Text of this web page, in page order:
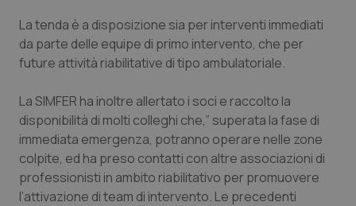
Emilia-Romagna
Friuli Venezia Giulia
Lazio
Liguria
Lombardia
Colesterolo & coronaropatie
Dermatite Atopica
Diabete & glucometri
Disturbi dell’umore
Dolore
La tenda è a disposizione sia per interventi immediati
da parte delle equipe di primo intervento, che per
future attività riabilitative di tipo ambulatoriale.
La SIMFER ha inoltre allertato i soci e raccolto la
disponibilità di molti colleghi che,” superata la fase di
immediata emergenza, potranno operare nelle zone
colpite, ed ha preso contatti con altre associazioni di
professionisti in ambito riabilitativo per promuovere
l’attivazione di team di intervento. Le precedenti